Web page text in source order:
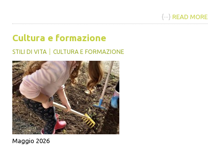
{···} READ MORE
Cultura e formazione
STILI DI VITA CULTURA E FORMAZIONE
Maggio 2026